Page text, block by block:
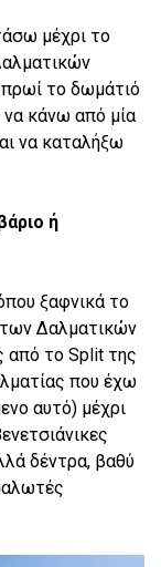
μέχρι το
το δωμάτιό
να κάνω από μία
να καταλήξω
ή
ξαφνικά το
των Δαλματικών
από το Split της
που έχω
αυτό) μέχρι
δέντρα, βαθύ